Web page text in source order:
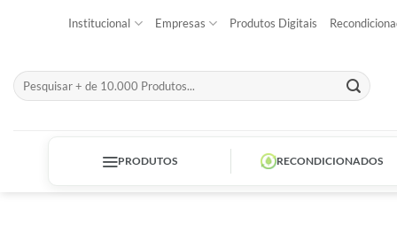
Institucional Empresas Produtos Digitais
Pesquisar
por:
PRODUTOS RECONDICIONADOS